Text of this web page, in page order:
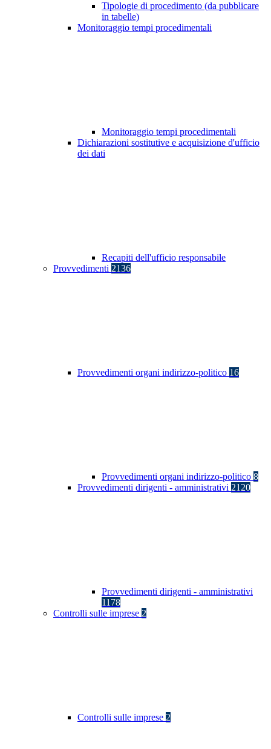
Tipologie di procedimento (da pubblicare
in tabelle)
Monitoraggio tempi procedimentali
Monitoraggio tempi procedimentali
Dichiarazioni sostitutive e acquisizione d'ufficio
dei dati
Recapiti dell'ufficio responsabile
Provvedimenti 2136
Provvedimenti organi indirizzo-politico 16
Provvedimenti organi indirizzo-politico 8
Provvedimenti dirigenti - amministrativi 2120
Provvedimenti dirigenti - amministrativi
1178
Controlli sulle imprese 2
Controlli sulle imprese 2